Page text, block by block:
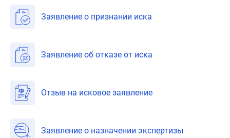
Заявление о признании иска
Заявление об отказе от иска
Отзыв на исковое заявление
Заявление о назначении экспертизы